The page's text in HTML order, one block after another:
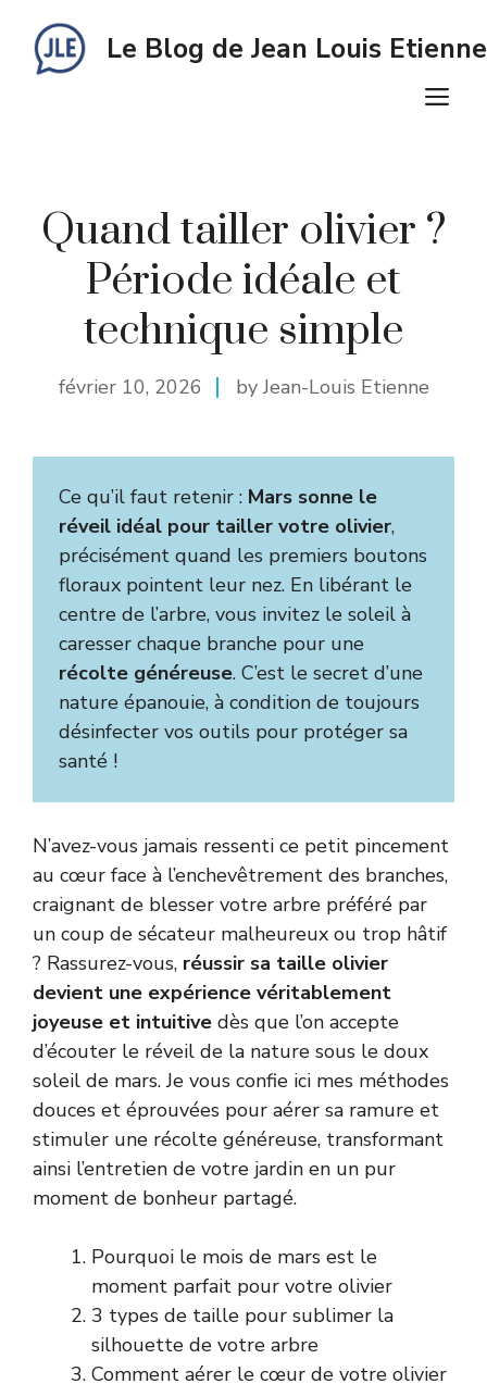
contenu
Le Blog de Jean Louis Etienne
Quand tailler olivier ?
Période idéale et
technique simple
février 10, 2026 by Jean-Louis Etienne
Ce qu’il faut retenir : Mars sonne le
réveil idéal pour tailler votre olivier,
précisément quand les premiers boutons
floraux pointent leur nez. En libérant le
centre de l’arbre, vous invitez le soleil à
caresser chaque branche pour une
récolte généreuse. C’est le secret d’une
nature épanouie, à condition de toujours
désinfecter vos outils pour protéger sa
santé !
N’avez-vous jamais ressenti ce petit pincement
au cœur face à l’enchevêtrement des branches,
craignant de blesser votre arbre préféré par
un coup de sécateur malheureux ou trop hâtif
? Rassurez-vous, réussir sa taille olivier
devient une expérience véritablement
joyeuse et intuitive dès que l’on accepte
d’écouter le réveil de la nature sous le doux
soleil de mars. Je vous confie ici mes méthodes
douces et éprouvées pour aérer sa ramure et
stimuler une récolte généreuse, transformant
ainsi l’entretien de votre jardin en un pur
moment de bonheur partagé.
Pourquoi le mois de mars est le
moment parfait pour votre olivier
3 types de taille pour sublimer la
silhouette de votre arbre
Comment aérer le cœur de votre olivier